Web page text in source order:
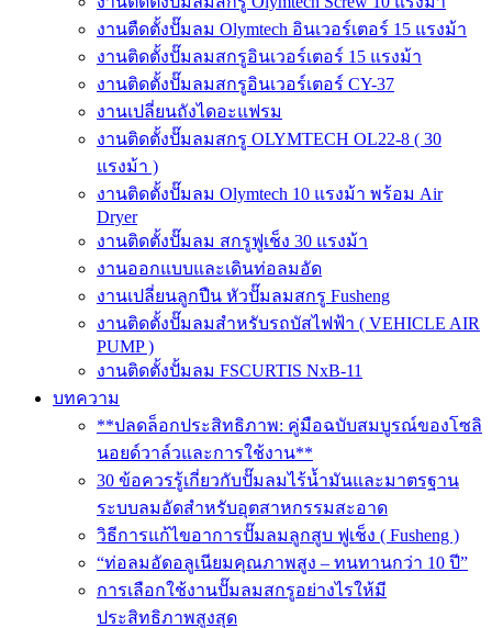
งานตืดตั้งปั๊มลม Olymtech อินเวอร์เตอร์ 15 แรงม้า
งานติดตั้งปั๊มลมสกรูอินเวอร์เตอร์ 15 แรงม้า
งานติดตั้งปั๊มลมสกรูอินเวอร์เตอร์ CY-37
งานเปลี่ยนถังไดอะแฟรม
งานติดตั้งปั๊มลมสกรู OLYMTECH OL22-8 ( 30
แรงม้า )
งานติดตั้งปั๊มลม Olymtech 10 แรงม้า พร้อม Air
Dryer
งานติดตั้งปั๊มลม สกรูฟูเช็ง 30 แรงม้า
งานออกแบบและเดินท่อลมอัด
งานเปลี่ยนลูกปืน หัวปั๊มลมสกรู Fusheng
งานติดตั้งปั๊มลมสำหรับรถบัสไฟฟ้า ( VEHICLE AIR
PUMP )
งานติดตั้งปั้มลม FSCURTIS NxB-11
บทความ
**ปลดล็อกประสิทธิภาพ: คู่มือฉบับสมบูรณ์ของโซลิ
นอยด์วาล์วและการใช้งาน**
30 ข้อควรรู้เกี่ยวกับปั๊มลมไร้น้ำมันและมาตรฐาน
ระบบลมอัดสำหรับอุตสาหกรรมสะอาด
วิธีการแก้ไขอาการปั๊มลมลูกสูบ ฟูเช็ง ( Fusheng )
“ท่อลมอัดอลูเนียมคุณภาพสูง – ทนทานกว่า 10 ปี”
การเลือกใช้งานปั๊มลมสกรูอย่างไรให้มี
ประสิทธิภาพสูงสุด